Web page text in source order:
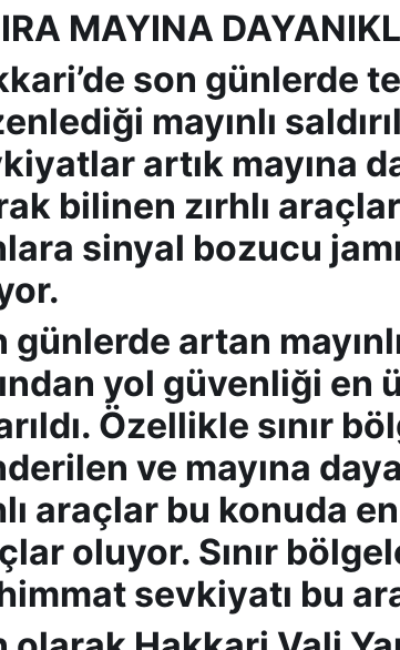
MAYINA
son günlerde
mayınlı
artık mayına
bilinen zırhlı
sinyal bozucu
günlerde artan
yol güvenliği en
Özellikle sınır
ve mayına
araçlar bu konuda
oluyor. Sınır
sevkiyatı bu